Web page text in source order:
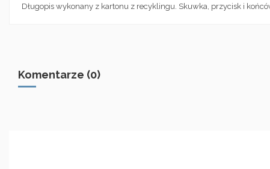
Długopis wykonany z kartonu z recyklingu. Skuwka, przycisk i
Komentarze (0)